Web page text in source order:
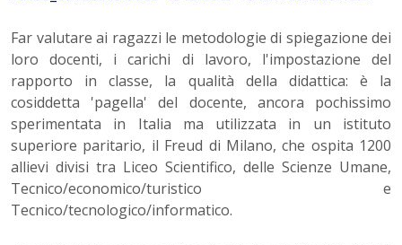
Far valutare ai ragazzi le metodologie di spiegazione dei
loro docenti, i carichi di lavoro, l'impostazione del
rapporto in classe, la qualità della didattica: è la
cosiddetta 'pagella' del docente, ancora pochissimo
sperimentata in Italia ma utilizzata in un istituto
superiore paritario, il Freud di Milano, che ospita 1200
allievi divisi tra Liceo Scientifico, delle Scienze Umane,
Tecnico/economico/turistico e
Tecnico/tecnologico/informatico.